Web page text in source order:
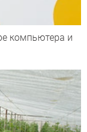
компьютера и